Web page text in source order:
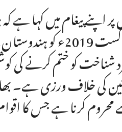
اپنے پیغام میں کہا
بین الاقوامی قوانین اور اصولوں کی خلاف
شناخت کو ختم کرنے کی
کی خلاف ورزی
کرنا ہے جس کا